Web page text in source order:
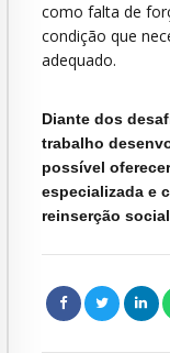
como falta de
condição que
adequado.
Diante dos
trabalho
possível
especializada e
reinserção